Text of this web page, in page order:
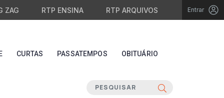
ZAG RTP ENSINA RTP ARQUIVOS Entrar
CURTAS PASSATEMPOS OBITUÁRIO